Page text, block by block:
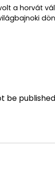
a horvát
be